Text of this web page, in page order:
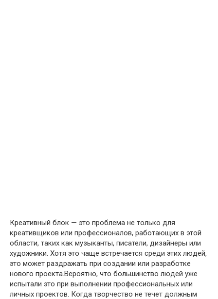
Креативный блок — это проблема не только для
креативщиков или профессионалов, работающих в этой
области, таких как музыканты, писатели, дизайнеры или
художники. Хотя это чаще встречается среди этих людей,
это может раздражать при создании или разработке
нового проекта.Вероятно, что большинство людей уже
испытали это при выполнении профессиональных или
личных проектов. Когда творчество не течет должным